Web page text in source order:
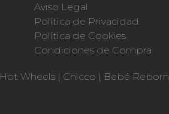
Aviso Legal
Política de Privacidad
Política de Cookies
Condiciones de Compra
Hot Wheels | Chicco | Bebé Reborn